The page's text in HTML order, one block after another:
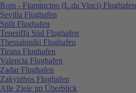
Rom - Fiumincino (L.da Vinci) Flughafen
Sevilla Flughafen
Split Flughafen
Teneriffa Süd Flughafen
Thessaloniki Flughafen
Tirana Flughafen
Valencia Flughafen
Zadar Flughafen
Zakynthos Flughafen
Alle Ziele im Überblick